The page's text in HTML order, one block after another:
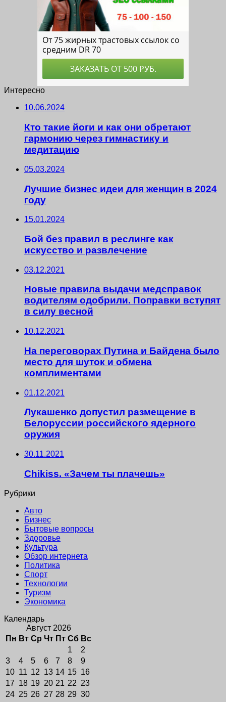
Интересно
10.06.2024
Кто такие йоги и как они обретают
гармонию через гимнастику и
медитацию
05.03.2024
Лучшие бизнес идеи для женщин в 2024
году
15.01.2024
Бой без правил в реслинге как
искусство и развлечение
03.12.2021
Новые правила выдачи медсправок
водителям одобрили. Поправки вступят
в силу весной
10.12.2021
На переговорах Путина и Байдена было
место для шуток и обмена
комплиментами
01.12.2021
Лукашенко допустил размещение в
Белоруссии российского ядерного
оружия
30.11.2021
Chikiss. «Зачем ты плачешь»
Рубрики
Авто
Бизнес
Бытовые вопросы
Здоровье
Культура
Обзор интернета
Политика
Спорт
Технологии
Туризм
Экономика
Календарь
Август 2026
Пн Вт Ср Чт Пт Сб Вс
1
2
3
4 5 6 7 8
9
10 11 12 13 14 15 16
17 18 19 20 21 22 23
24 25 26 27 28 29 30